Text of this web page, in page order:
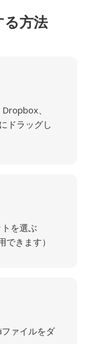
る方法
、
ドラッグし
を選ぶ
できます）
ァイルをダ